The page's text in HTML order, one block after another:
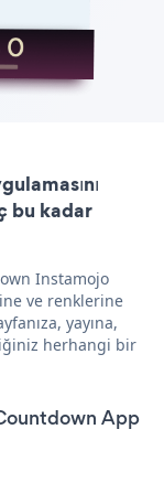
bu kadar
Instamojo
ve renklerine
yayına,
herhangi bir
App